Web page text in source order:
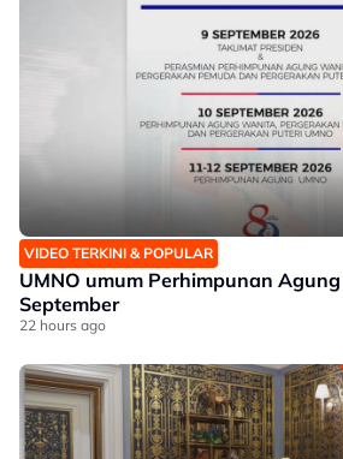
VIDEO TERKINI & POPULAR
UMNO umum Perhimpunan
September
22 hours ago